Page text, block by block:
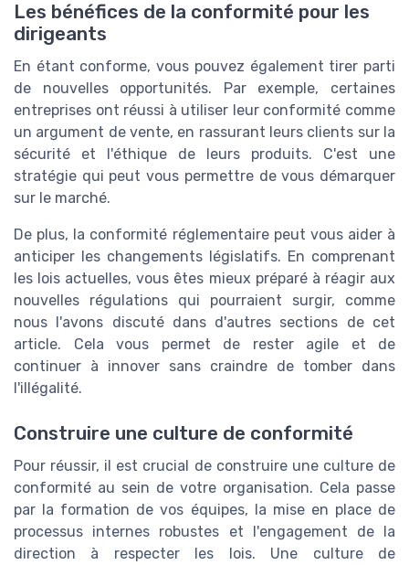
Les bénéfices de la conformité pour les
dirigeants
En étant conforme, vous pouvez également tirer parti
de nouvelles opportunités. Par exemple, certaines
entreprises ont réussi à utiliser leur conformité comme
un argument de vente, en rassurant leurs clients sur la
sécurité et l'éthique de leurs produits. C'est une
stratégie qui peut vous permettre de vous démarquer
sur le marché.
De plus, la conformité réglementaire peut vous aider à
anticiper les changements législatifs. En comprenant
les lois actuelles, vous êtes mieux préparé à réagir aux
nouvelles régulations qui pourraient surgir, comme
nous l'avons discuté dans d'autres sections de cet
article. Cela vous permet de rester agile et de
continuer à innover sans craindre de tomber dans
l'illégalité.
Construire une culture de conformité
Pour réussir, il est crucial de construire une culture de
conformité au sein de votre organisation. Cela passe
par la formation de vos équipes, la mise en place de
processus internes robustes et l'engagement de la
direction à respecter les lois. Une culture de